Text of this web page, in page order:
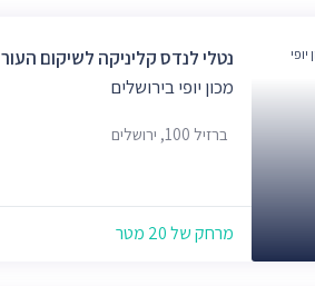
יופי
נטלי לנדס קליניקה לשיקום העור
מכון יופי בירושלים
ברזיל 100, ירושלים
מרחק של 20 מטר